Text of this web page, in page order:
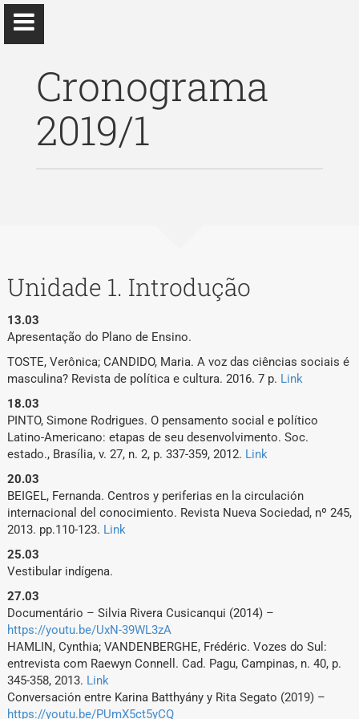
Elizabeth Ruano
Ensino
Eventos
Publicações
Blog
Contato
Pesquisar
Cronograma
2019/1
Unidade 1. Introdução
13.03
Apresentação do Plano de Ensino.
TOSTE, Verônica; CANDIDO, Maria. A voz das ciências sociais é
masculina? Revista de política e cultura. 2016. 7 p. Link
18.03
PINTO, Simone Rodrigues. O pensamento social e político
Latino-Americano: etapas de seu desenvolvimento. Soc.
estado., Brasília, v. 27, n. 2, p. 337-359, 2012. Link
20.03
BEIGEL, Fernanda. Centros y periferias en la circulación
internacional del conocimiento. Revista Nueva Sociedad, nº 245,
2013. pp.110-123. Link
25.03
Vestibular indígena.
27.03
Documentário – Silvia Rivera Cusicanqui (2014) –
https://youtu.be/UxN-39WL3zA
HAMLIN, Cynthia; VANDENBERGHE, Frédéric. Vozes do Sul:
entrevista com Raewyn Connell. Cad. Pagu, Campinas, n. 40, p.
345-358, 2013. Link
Conversación entre Karina Batthyány y Rita Segato (2019) –
https://youtu.be/PUmX5ct5yCQ